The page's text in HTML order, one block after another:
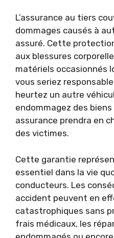
L’assurance au tiers
dommages causés à
assuré. Cette
aux blessures
matériels occasionnés
vous seriez
heurtez un autre
endommagez des
assurance prendra en
des victimes.
Cette garantie
essentiel dans la vie
conducteurs. Les
accident peuvent en
catastrophiques sans
frais médicaux, les